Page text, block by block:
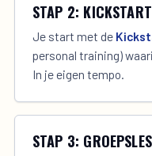
STAP 2: KICKSTART
Je start met de
personal training)
In je eigen tempo.
STAP 3: